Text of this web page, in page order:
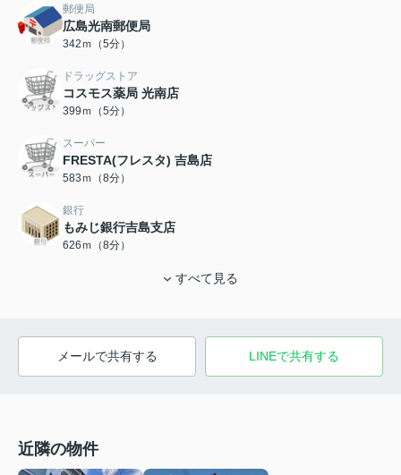
郵便局
広島光南郵便局
342ｍ（5分）
ドラッグストア
コスモス薬局 光南店
399ｍ（5分）
スーパー
FRESTA(フレスタ) 吉島店
583ｍ（8分）
銀行
もみじ銀行吉島支店
626ｍ（8分）
すべて見る
メールで共有する LINEで共有する
近隣の物件